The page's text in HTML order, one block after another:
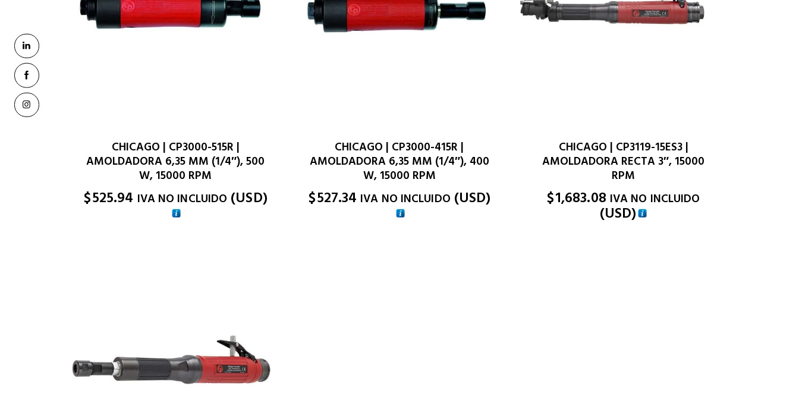
CHICAGO | CP3000-515R |
AMOLDADORA 6,35 MM (1/4″), 500
W, 15000 RPM
$525.94 IVA NO INCLUIDO (USD)
CHICAGO | CP3000-415R |
AMOLDADORA 6,35 MM (1/4″), 400
W, 15000 RPM
$527.34 IVA NO INCLUIDO (USD)
CHICAGO | CP3119-15ES3 |
AMOLDADORA RECTA 3″, 15000
RPM
$1,683.08 IVA NO INCLUIDO
(USD)